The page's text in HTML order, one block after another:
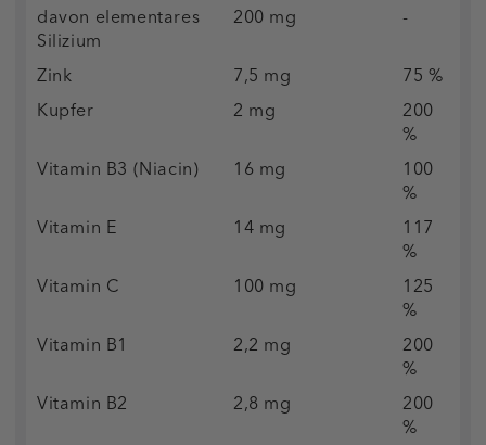
davon elementares
Silizium
200 mg
-
Zink
7,5 mg
75 %
Kupfer
2 mg 200
%
Vitamin B3 (Niacin)
16 mg 100
%
Vitamin E
14 mg 117
%
Vitamin C
100 mg 125
%
Vitamin B1
2,2 mg 200
%
Vitamin B2
2,8 mg 200
%